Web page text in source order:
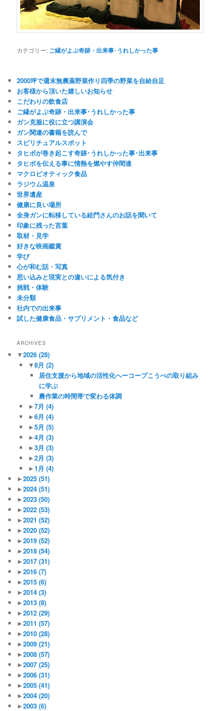
カテゴリー: ご縁がよぶ奇跡・出来事･うれしかった事
2000坪で週末無農薬野菜作り四季の野菜を自給自足
お客様から頂いた嬉しいお知らせ
こだわりの飲食店
ご縁がよぶ奇跡・出来事･うれしかった事
ガン克服に役に立つ講演会
ガン関連の書籍を読んで
スピリチュアルスポット
タヒボが巻き起こす奇跡･うれしかった事･出来事
タヒボを伝える事に情熱を燃やす仲間達
マクロビオティック食品
ラジウム温泉
世界遺産
健康に良い場所
全身ガンに転移している絵門さんのお話を聞いて
印象に残った言葉
取材・見学
好きな映画鑑賞
学び
心が和む話・写真
思い込みと現実との違いによる気付き
挑戦・体験
未分類
社内での出来事
試した健康食品・サプリメント・食品など
ARCHIVES
▼2026(28)
▼8月 (2)
居住支援から地域の活性化へーコープこうべの取り組み
に学ぶ
農作業の時間帯で変わる体調
►7月 (4)
►6月 (4)
►5月 (5)
►4月 (3)
►3月 (3)
►2月 (3)
►1月 (4)
►2025(51)
►2024(51)
►2023(50)
►2022(53)
►2021(52)
►2020(52)
►2019(52)
►2018(54)
►2017(31)
►2016(7)
►2015(6)
►2014(3)
►2013(8)
►2012(29)
►2011(57)
►2010(28)
►2009(21)
►2008(57)
►2007(25)
►2006(31)
►2005(41)
►2004(20)
►2003(6)